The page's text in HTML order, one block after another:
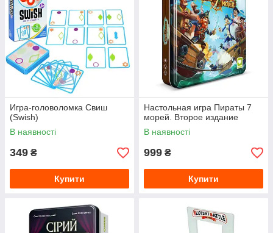
Игра-головоломка Свиш
(Swish)
В наявності
349 ₴
Купити
Настольная игра Пираты 7
морей. Второе издание
В наявності
999 ₴
Купити